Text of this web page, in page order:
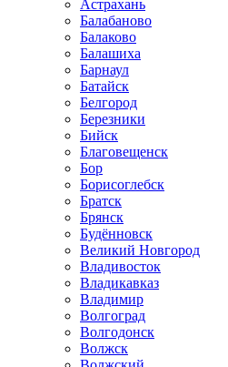
Астрахань
Балабаново
Балаково
Балашиха
Барнаул
Батайск
Белгород
Березники
Бийск
Благовещенск
Бор
Борисоглебск
Братск
Брянск
Будённовск
Великий Новгород
Владивосток
Владикавказ
Владимир
Волгоград
Волгодонск
Волжск